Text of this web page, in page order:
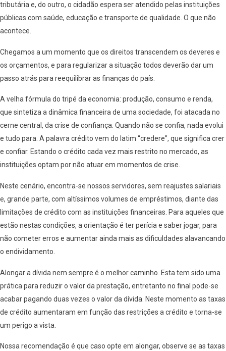
tributária e, do outro, o cidadão espera ser atendido pelas instituições
públicas com saúde, educação e transporte de qualidade. O que não
acontece.
Chegamos a um momento que os direitos transcendem os deveres e
os orçamentos, e para regularizar a situação todos deverão dar um
passo atrás para reequilibrar as finanças do país.
A velha fórmula do tripé da economia: produção, consumo e renda,
que sintetiza a dinâmica financeira de uma sociedade, foi atacada no
cerne central, da crise de confiança. Quando não se confia, nada evolui
e tudo para. A palavra crédito vem do latim “credere”, que significa crer
e confiar. Estando o crédito cada vez mais restrito no mercado, as
instituições optam por não atuar em momentos de crise.
Neste cenário, encontra-se nossos servidores, sem reajustes salariais
e, grande parte, com altíssimos volumes de empréstimos, diante das
limitações de crédito com as instituições financeiras. Para aqueles que
estão nestas condições, a orientação é ter perícia e saber jogar, para
não cometer erros e aumentar ainda mais as dificuldades alavancando
o endividamento.
Alongar a dívida nem sempre é o melhor caminho. Esta tem sido uma
prática para reduzir o valor da prestação, entretanto no final pode-se
acabar pagando duas vezes o valor da dívida. Neste momento as taxas
de crédito aumentaram em função das restrições a crédito e torna-se
um perigo a vista.
Nossa recomendação é que caso opte em alongar, observe se as taxas